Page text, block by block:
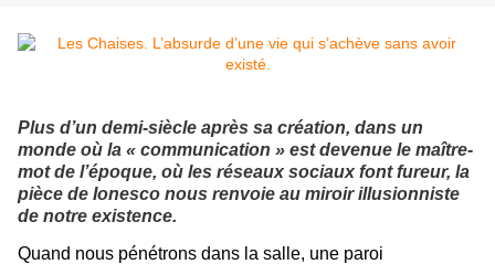
Plus d’un demi-siècle après sa création, dans un
monde où la « communication » est devenue le maître-
mot de l’époque, où les réseaux sociaux font fureur, la
pièce de Ionesco nous renvoie au miroir illusionniste
de notre existence.
Quand nous pénétrons dans la salle, une paroi